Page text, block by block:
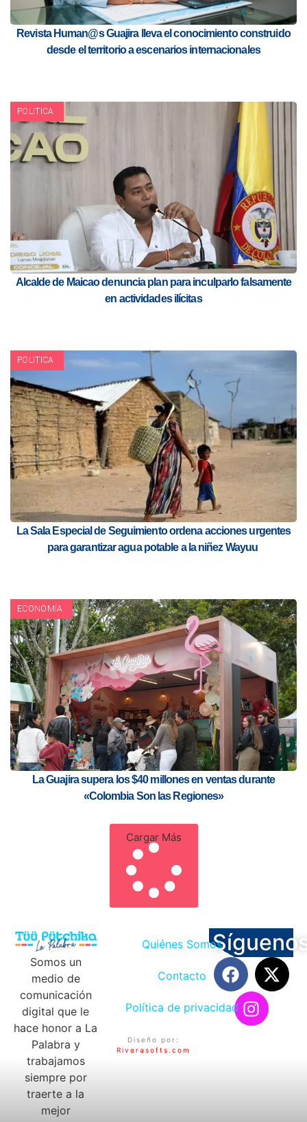
Revista Human@s Guajira lleva el conocimiento construido
desde el territorio a escenarios internacionales
POLITICA
Alcalde de Maicao denuncia plan para inculparlo falsamente
en actividades ilícitas
POLITICA
La Sala Especial de Seguimiento ordena acciones urgentes
para garantizar agua potable a la niñez Wayuu
ECONOMÍA
La Guajira supera los $40 millones en ventas durante
«Colombia Son las Regiones»
Cargar Más
Somos un
medio de
comunicación
digital que le
hace honor a La
Palabra y
trabajamos
siempre por
traerte a la
mejor
Quiénes Somos
Contacto
Política de privacidad
Diseño por:
Riverasofts.com